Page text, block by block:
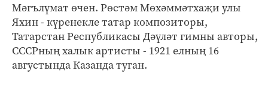
Мәгълүмат өчен. Рөстәм Мөхәммәтхаҗи улы
Яхин - күренекле татар композиторы,
Татарстан Республикасы Дәүләт гимны авторы,
СССРның халык артисты - 1921 елның 16
августында Казанда туган.